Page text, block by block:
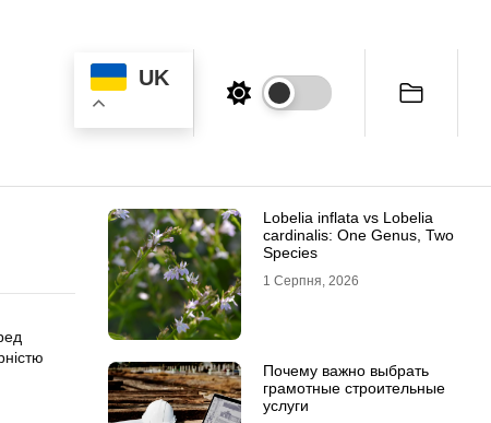
UK
Lobelia inflata vs Lobelia
cardinalis: One Genus, Two
Species
1 Серпня, 2026
Почему важно выбрать
грамотные строительные
услуги